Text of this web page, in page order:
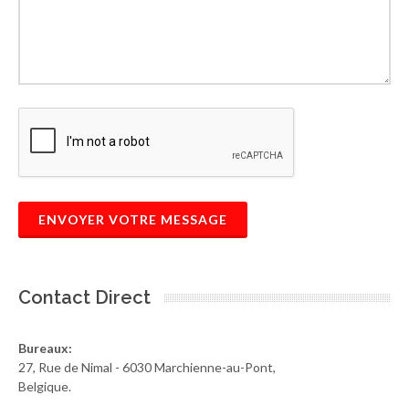
ENVOYER VOTRE MESSAGE
Contact Direct
Bureaux:
27, Rue de Nimal - 6030 Marchienne-au-Pont,
Belgique.